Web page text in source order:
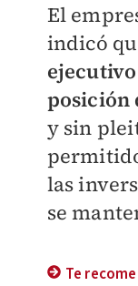
El
indicó
posición
y sin
las
se
Te